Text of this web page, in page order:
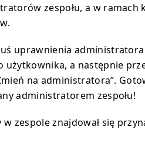
zespołu, a w ramach
uprawnienia administratora
użytkownika, a następnie
na administratora”.
administratorem zespołu!
w zespole znajdował się